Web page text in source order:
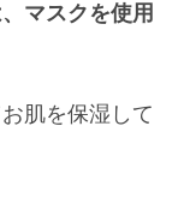
マスクを使用
肌を保湿して